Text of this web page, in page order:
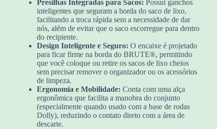
Presilhas Integradas para Sacos: Possui ganchos
inteligentes que seguram a borda do saco de lixo,
facilitando a troca rápida sem a necessidade de dar
nós, além de evitar que o saco escorregue para dentro
do recipiente.
Design Inteligente e Seguro: O encaixe é projetado
para ficar firme na borda do BRUTE®, permitindo
que você coloque ou retire os sacos de lixo cheios
sem precisar remover o organizador ou os acessórios
de limpeza.
Ergonomia e Mobilidade: Conta com uma alça
ergonômica que facilita a manobra do conjunto
(especialmente quando usado com a base de rodas
Dolly), reduzindo o contato direto com a área de
descarte.